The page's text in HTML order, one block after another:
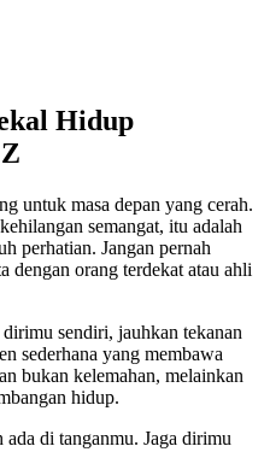
Hidup
untuk masa depan yang cerah.
semangat, itu adalah
perhatian. Jangan pernah
dengan orang terdekat atau ahli
sendiri, jauhkan tekanan
sederhana yang membawa
bukan kelemahan, melainkan
hidup.
ada di tanganmu. Jaga dirimu